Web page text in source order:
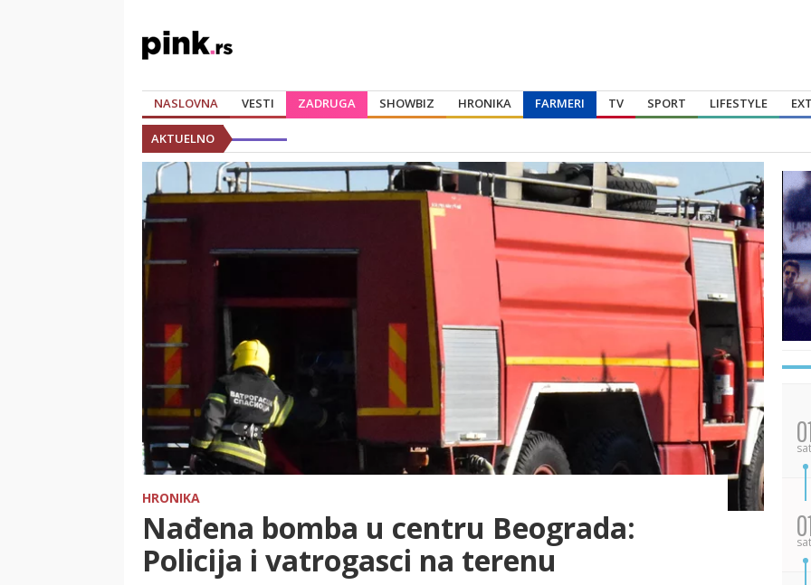
NASLOVNA VESTI ZADRUGA SHOWBIZ HRONIKA FARMERI TV SPORT LIFESTYLE
AKTUELNO
HRONIKA
Nađena bomba u centru Beograda:
Policija i vatrogasci na terenu
sat
sat